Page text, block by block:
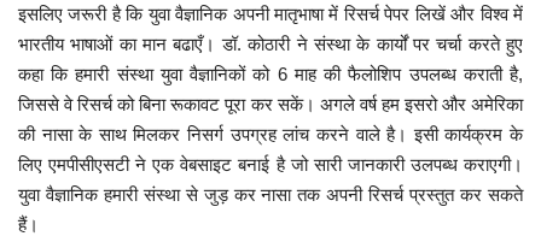
इसलिए जरूरी है कि युवा वैज्ञानिक अपनी मातृभाषा में रिसर्च पेपर लिखें और विश्व में
भारतीय भाषाओं का मान बढाएँ। डॉ. कोठारी ने संस्था के कार्यों पर चर्चा करते हुए
कहा कि हमारी संस्था युवा वैज्ञानिकों को 6 माह की फैलोशिप उपलब्ध कराती है,
जिससे वे रिसर्च को बिना रूकावट पूरा कर सकें। अगले वर्ष हम इसरो और अमेरिका
की नासा के साथ मिलकर निसर्ग उपग्रह लांच करने वाले है। इसी कार्यक्रम के
लिए एमपीसीएसटी ने एक वेबसाइट बनाई है जो सारी जानकारी उलपब्ध कराएगी।
युवा वैज्ञानिक हमारी संस्था से जुड़ कर नासा तक अपनी रिसर्च प्रस्तुत कर सकते
हैं।